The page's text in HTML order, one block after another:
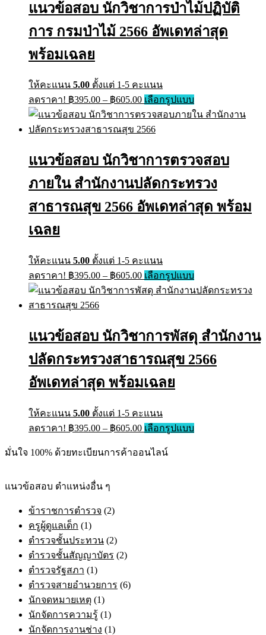
แนวข้อสอบ นักวิชาการป่าไม้ปฏิบัติ
การ กรมป่าไม้ 2566 อัพเดทล่าสุด
พร้อมเฉลย
ให้คะแนน 5.00 ตั้งแต่ 1-5 คะแนน
ลดราคา! ฿395.00 – ฿605.00 เลือกรูปแบบ
แนวข้อสอบ นักวิชาการตรวจสอบ
ภายใน สำนักงานปลัดกระทรวง
สาธารณสุข 2566 อัพเดทล่าสุด พร้อม
เฉลย
ให้คะแนน 5.00 ตั้งแต่ 1-5 คะแนน
ลดราคา! ฿395.00 – ฿605.00 เลือกรูปแบบ
แนวข้อสอบ นักวิชาการพัสดุ สำนักงาน
ปลัดกระทรวงสาธารณสุข 2566
อัพเดทล่าสุด พร้อมเฉลย
ให้คะแนน 5.00 ตั้งแต่ 1-5 คะแนน
ลดราคา! ฿395.00 – ฿605.00 เลือกรูปแบบ
มั่นใจ 100% ด้วยทะเบียนการค้าออนไลน์
แนวข้อสอบ ตำแหน่งอื่น ๆ
ข้าราชการตำรวจ (2)
ครูผู้ดูแลเด็ก (1)
ตำรวจชั้นประทวน (2)
ตำรวจชั้นสัญญาบัตร (2)
ตำรวจรัฐสภา (1)
ตำรวจสายอำนวยการ (6)
นักจดหมายเหตุ (1)
นักจัดการความรู้ (1)
นักจัดการงานช่าง (1)